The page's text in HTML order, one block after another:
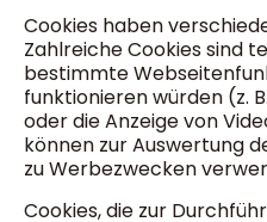
Cookies haben
Zahlreiche Cookies sind
bestimmte
funktionieren würden (z.
oder die Anzeige von
können zur Auswertung
zu Werbezwecken
Cookies, die zur